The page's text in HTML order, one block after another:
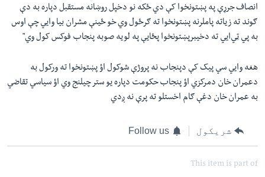
انصاف جرړې په پښتونخوا کې دي ځکه نو دخپل روښانه مستقبل دپاره به دې
ګوند ته زیاته پاملرنه پښتونخوا ته ګرځول وي خو ځينې مشران بیا وایي چې اوس
به پي‌ ټي‌ایي ته دخیبرپښتونخوا پځایې په لویه صوبه پنجاب فوکس کول وي"
هغه وایي سي پیک کې دپنجاب نه پروژې شوکول اؤ پښتونخوا ته ورکول به
دعمران خان دمرکزي اؤ پنجاب حکومت دپاره یو ستر چیلنج وي اؤ سیاسي تقاضي
به عمران خان دغې ګام اخستلو ته پرې نه ږدي
شریکول Follow us
This item is part of